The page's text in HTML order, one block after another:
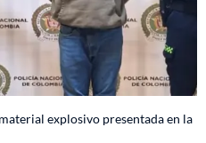
explosivo presentada en la